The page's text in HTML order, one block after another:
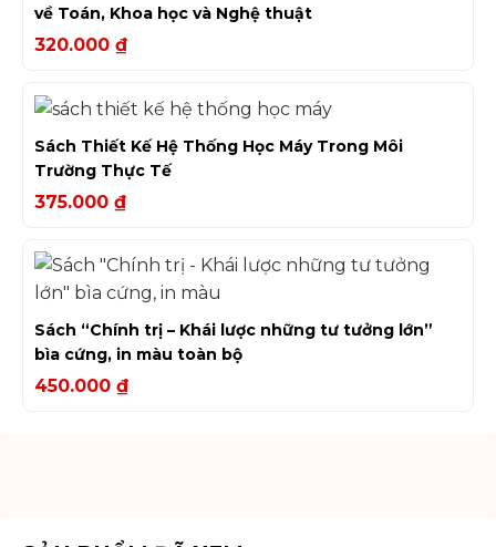
về Toán, Khoa học và Nghệ thuật
320.000 ₫
Sách Thiết Kế Hệ Thống Học Máy Trong Môi
Trường Thực Tế
375.000 ₫
Sách “Chính trị – Khái lược những tư tưởng lớn”
bìa cứng, in màu toàn bộ
450.000 ₫